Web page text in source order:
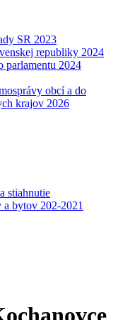
SR 2023
republiky 2024
parlamentu 2024
obcí a do
krajov 2026
stiahnutie
bytov 202-2021